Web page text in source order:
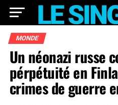
MONDE
Un néonazi russe
pérpétuité en
crimes de guerre